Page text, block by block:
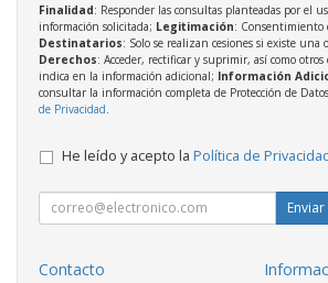
Finalidad: Responder las consultas planteadas por el
información solicitada; Legitimación: Consentimiento
Destinatarios: Solo se realizan cesiones si existe una
Derechos: Acceder, rectificar y suprimir, así como otros
indica en la información adicional; Información
consultar la información completa de Protección de
de Privacidad
He leído y acepto la Política de
Enviar
Contacto